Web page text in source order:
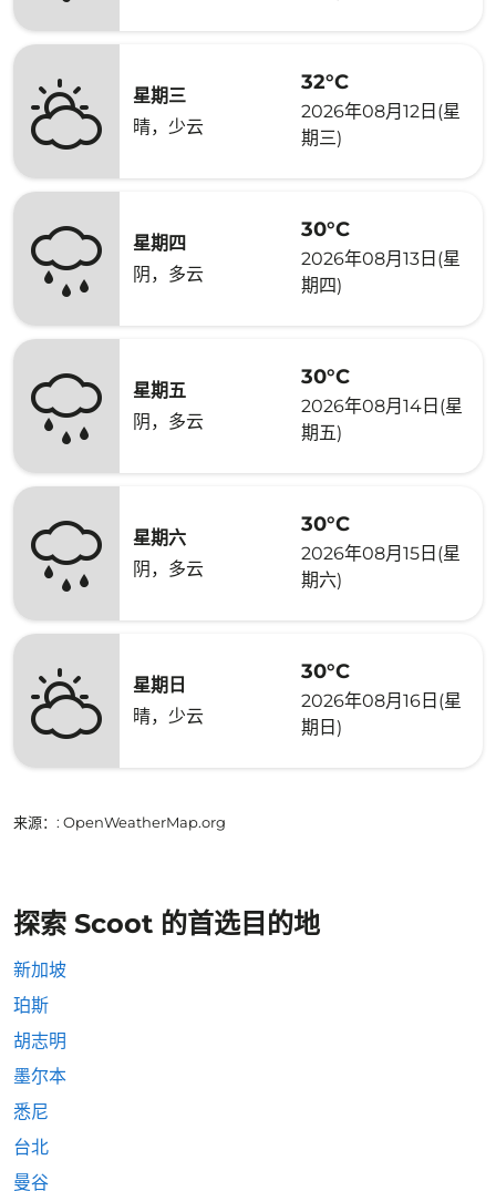
星期三
晴，少云
32°C
2026年08月12日(星
期三)
星期四
阴，多云
30°C
2026年08月13日(星
期四)
星期五
阴，多云
30°C
2026年08月14日(星
期五)
星期六
阴，多云
30°C
2026年08月15日(星
期六)
星期日
晴，少云
30°C
2026年08月16日(星
期日)
来源： : OpenWeatherMap.org
探索 Scoot 的首选目的地
新加坡
珀斯
胡志明
墨尔本
悉尼
台北
曼谷